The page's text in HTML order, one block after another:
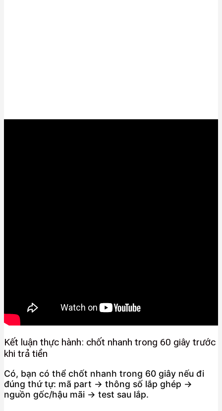
Kết luận thực hành: chốt nhanh trong 60 giây trước
khi trả tiền
Có, bạn có thể chốt nhanh trong 60 giây nếu đi
đúng thứ tự: mã part → thông số lắp ghép →
nguồn gốc/hậu mãi → test sau lắp.